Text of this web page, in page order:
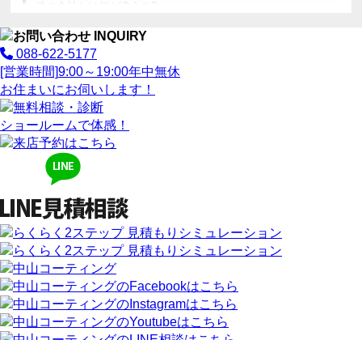
他の会社とは何が違うの?
088-622-5177
[営業時間]9:00～19:00年中無休
お住まいにお伺いします！
ショールームで体感！